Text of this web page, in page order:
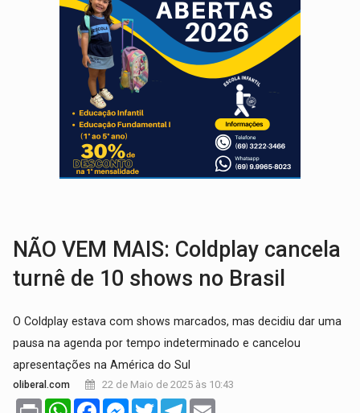
HOMENAGEM: Cientistas cassados pelo AI-5 se tornam pesquisadores
VÍDEO: Líder religioso é preso por abusar de fiéis sob pretexto de
LEVANTAMENTO:Brasil tem uma história marcada por guerras, revoltas e
LAMENTÁVEL: Mulher é encontrada morta dentro de residência
'XANDY DO MOTOCROSS': Pai morre em acidente na BR-364 duas semanas após
PESO DO VOTO: Cinco maiores colégios eleitorais concentram 53,7% dos
NÃO VEM MAIS: Coldplay cancela
turnê de 10 shows no Brasil
O Coldplay estava com shows marcados, mas decidiu dar uma
pausa na agenda por tempo indeterminado e cancelou
apresentações na América do Sul
oliberal.com 22 de Maio de 2025 às 10:43
Print WhatsAppFacebookMessenger
TwitterTelegram